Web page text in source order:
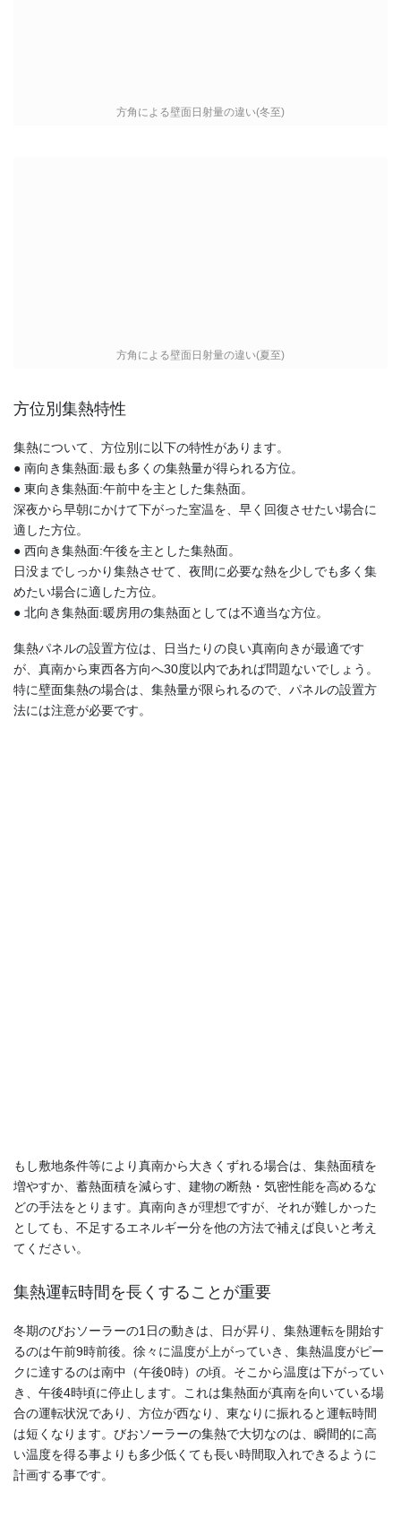
方角による壁面日射量の違い(冬至)
方角による壁面日射量の違い(夏至)
方位別集熱特性
集熱について、方位別に以下の特性があります。
● 南向き集熱面:最も多くの集熱量が得られる方位。
● 東向き集熱面:午前中を主とした集熱面。
深夜から早朝にかけて下がった室温を、早く回復させたい場合に
適した方位。
● 西向き集熱面:午後を主とした集熱面。
日没までしっかり集熱させて、夜間に必要な熱を少しでも多く集
めたい場合に適した方位。
● 北向き集熱面:暖房用の集熱面としては不適当な方位。
集熱パネルの設置方位は、日当たりの良い真南向きが最適です
が、真南から東西各方向へ30度以内であれば問題ないでしょう。
特に壁面集熱の場合は、集熱量が限られるので、パネルの設置方
法には注意が必要です。
もし敷地条件等により真南から大きくずれる場合は、集熱面積を
増やすか、蓄熱面積を減らす、建物の断熱・気密性能を高めるな
どの手法をとります。真南向きが理想ですが、それが難しかった
としても、不足するエネルギー分を他の方法で補えば良いと考え
てください。
集熱運転時間を長くすることが重要
冬期のびおソーラーの1日の動きは、日が昇り、集熱運転を開始す
るのは午前9時前後。徐々に温度が上がっていき、集熱温度がピー
クに達するのは南中（午後0時）の頃。そこから温度は下がってい
き、午後4時頃に停止します。これは集熱面が真南を向いている場
合の運転状況であり、方位が西なり、東なりに振れると運転時間
は短くなります。びおソーラーの集熱で大切なのは、瞬間的に高
い温度を得る事よりも多少低くても長い時間取入れできるように
計画する事です。